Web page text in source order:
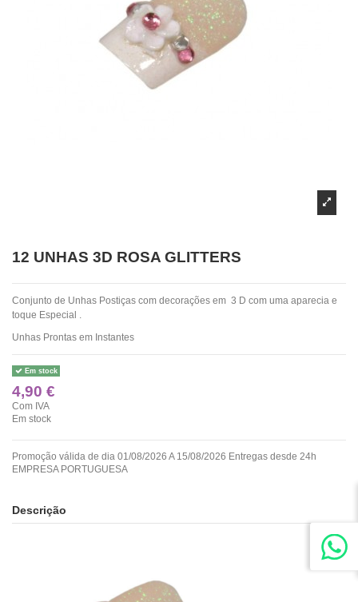
12 UNHAS 3D ROSA GLITTERS
Conjunto de Unhas Postiças com decorações em 3 D com uma aparecia e
toque Especial .
Unhas Prontas em Instantes
Em stock
4,90 €
Com IVA
Em stock
Promoção válida de dia 01/08/2026 A 15/08/2026 Entregas desde 24h
EMPRESA PORTUGUESA
Descrição